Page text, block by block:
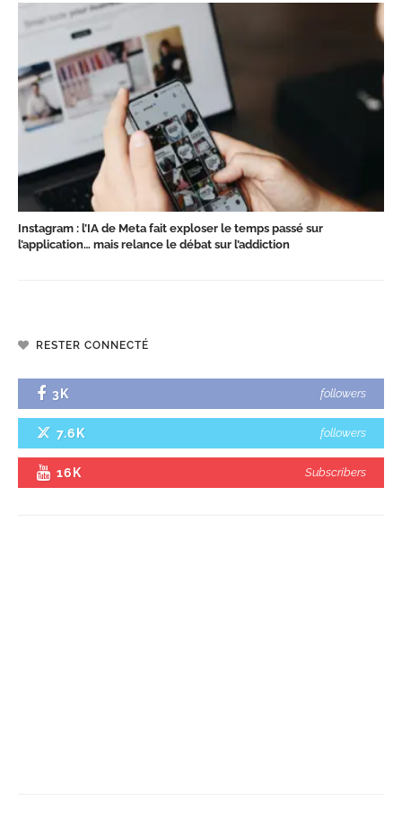
Instagram : l’IA de Meta fait exploser le temps passé sur
l’application… mais relance le débat sur l’addiction
RESTER CONNECTÉ
3K followers
7.6K followers
16K Subscribers